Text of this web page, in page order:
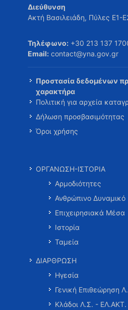
Διεύθυνση
Ακτή Βασιλειάδη, Πύλες Ε1-
Τηλέφωνο: +30 213 137
Email: contact@yna.gov.gr
Προστασία δεδομένων
χαρακτήρα
Πολιτική για αρχεία
Δήλωση προσβασιμότητας
Όροι χρήσης
ΟΡΓΑΝΩΣΗ-ΙΣΤΟΡΙΑ
Αρμοδιότητες
Ανθρώπινο Δυναμικό
Επιχειρησιακά Μέσα
Ιστορία
Ταμεία
ΔΙΑΡΘΡΩΣΗ
Ηγεσία
Γενική Επιθεώρηση
Κλάδοι Λ.Σ. - ΕΛ.ΑΚΤ.